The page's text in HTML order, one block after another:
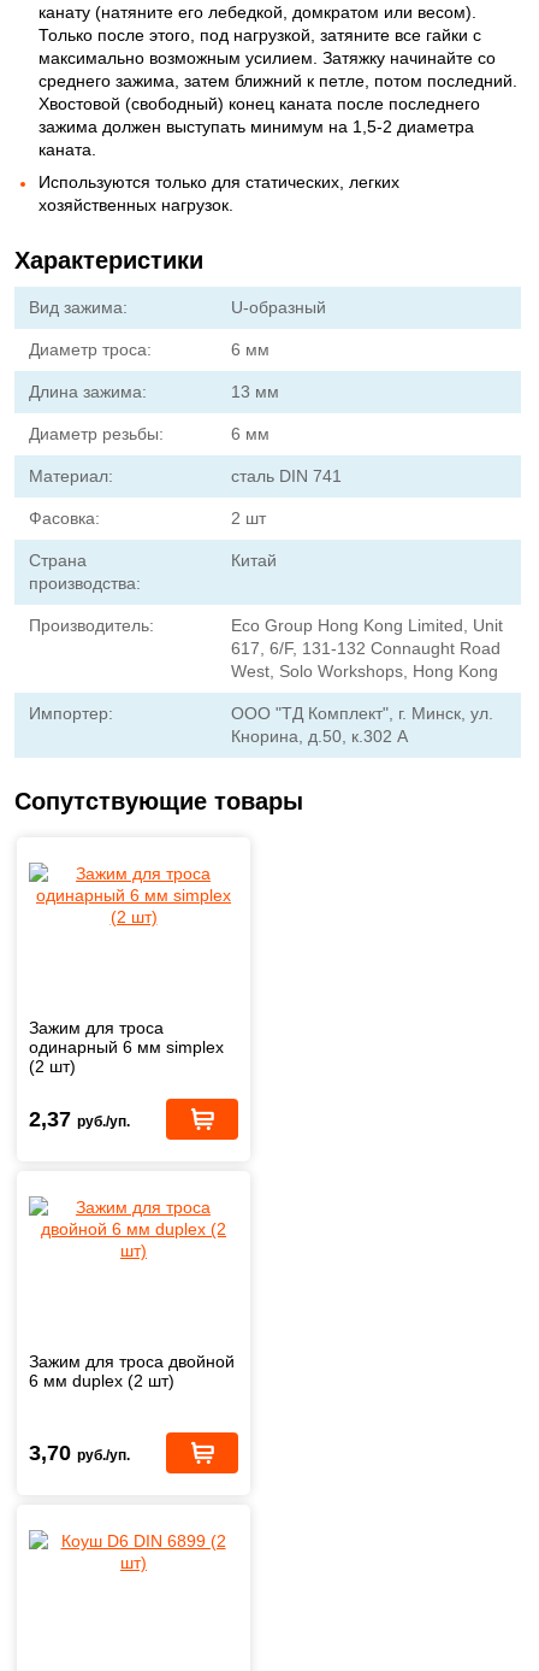
канату (натяните его лебедкой, домкратом или весом).
Только после этого, под нагрузкой, затяните все гайки с
максимально возможным усилием. Затяжку начинайте со
среднего зажима, затем ближний к петле, потом последний.
Хвостовой (свободный) конец каната после последнего
зажима должен выступать минимум на 1,5-2 диаметра
каната.
Используются только для статических, легких
хозяйственных нагрузок.
Характеристики
Вид зажима: U-образный
Диаметр троса: 6 мм
Длина зажима: 13 мм
Диаметр резьбы: 6 мм
Материал: сталь DIN 741
Фасовка: 2 шт
Страна
производства:
Китай
Производитель:
Eco Group Hong Kong Limited, Unit
617, 6/F, 131-132 Connaught Road
West, Solo Workshops, Hong Kong
Импортер:
ООО "ТД Комплект", г. Минск, ул.
Кнорина, д.50, к.302 А
Сопутствующие товары
Зажим для троса
одинарный 6 мм simplex
(2 шт)
2,37 руб./уп.
Зажим для троса двойной
6 мм duplex (2 шт)
3,70 руб./уп.